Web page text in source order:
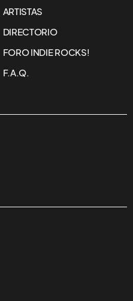
ARTISTAS
DIRECTORIO
FORO INDIE ROCKS!
F.A.Q.